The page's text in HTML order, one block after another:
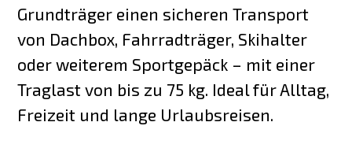
Grundträger einen sicheren Transport
von Dachbox, Fahrradträger, Skihalter
oder weiterem Sportgepäck – mit einer
Traglast von bis zu 75 kg. Ideal für Alltag,
Freizeit und lange Urlaubsreisen.